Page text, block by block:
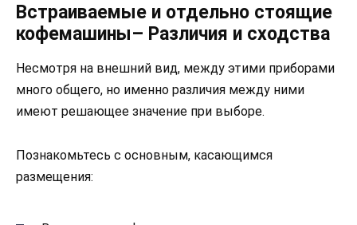
Встраиваемые и отдельно стоящие
кофемашины– Различия и сходства
Несмотря на внешний вид, между этими приборами
много общего, но именно различия между ними
имеют решающее значение при выборе.
Познакомьтесь с основным, касающимся
размещения: